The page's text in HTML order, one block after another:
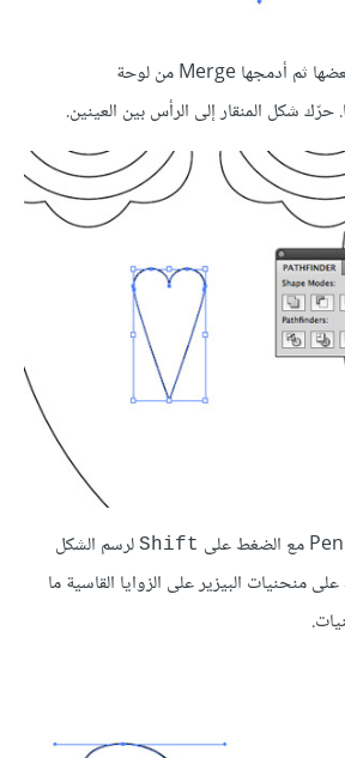
قم بمداخلة الأشكال مع بعضها ثم أدمجها Merge من لوحة
Shift لرسم الشكل
منحنيات البيزير على الزوايا القاسية ما